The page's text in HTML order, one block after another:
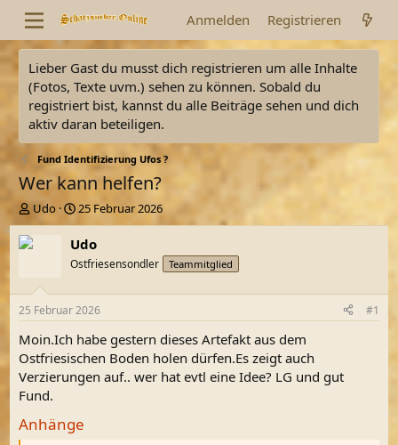
Anmelden Registrieren
Lieber Gast du musst dich registrieren um alle Inhalte
(Fotos, Texte uvm.) sehen zu können. Sobald du
registriert bist, kannst du alle Beiträge sehen und dich
aktiv daran beteiligen.
Fund Identifizierung Ufos ?
Wer kann helfen?
E
r
s
l
e
r
Udo
E
r
s
e
l
t
a
m
25 Februar 2026
Udo
Ostfriesensondler Teammitglied
25 Februar 2026 #1
Moin.Ich habe gestern dieses Artefakt aus dem
Ostfriesischen Boden holen dürfen.Es zeigt auch
Verzierungen auf.. wer hat evtl eine Idee? LG und gut
Fund.
Anhänge